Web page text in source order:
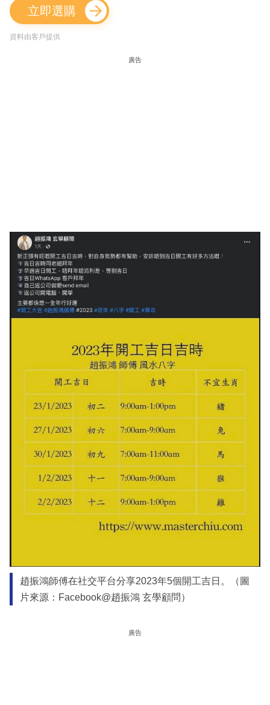
立即選購
資料由客戶提供
廣告
趙振鴻師傅在社交平台分享2023年5個開工吉日。（圖
片來源：Facebook@趙振鴻 玄學顧問）
廣告